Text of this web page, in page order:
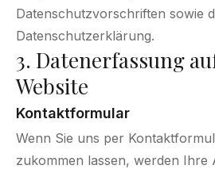
Datenschutzvorschriften sowie
Datenschutzerklärung.
3. Datenerfassung
Website
Kontaktformular
Wenn Sie uns per
zukommen lassen, werden Ihre